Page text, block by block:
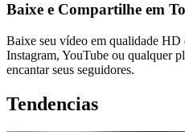
Baixe e Compartilhe em
Baixe seu vídeo em qualidade
Instagram, YouTube ou qualquer
encantar seus seguidores.
Tendencias